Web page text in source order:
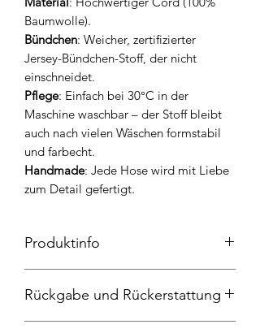
Baumwolle).
Bündchen: Weicher, zertifizierter
Jersey-Bündchen-Stoff, der nicht
einschneidet.
Pflege: Einfach bei 30°C in der
Maschine waschbar – der Stoff bleibt
auch nach vielen Wäschen formstabil
und farbecht.
Handmade: Jede Hose wird mit Liebe
zum Detail gefertigt.
Produktinfo
Bündchen und Tasche 95%Baumwolle
Rückgabe und Rückerstattung